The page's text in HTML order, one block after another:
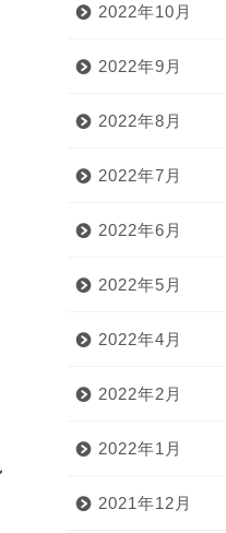
2022年10月
2022年9月
2022年8月
2022年7月
2022年6月
2022年5月
2022年4月
2022年2月
2022年1月
2021年12月